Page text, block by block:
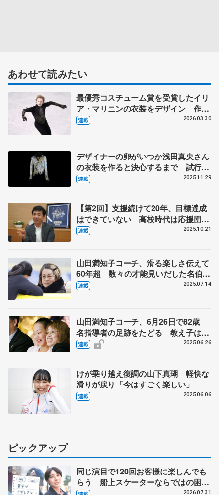
あわせて読みたい
最優秀コスチューム賞を受賞したイリ
ア・マリニンの衣装をデザイン 作り
手の考えが尊重される海外選手からの
連載 2026.03.30
デザイナーの卵がいつか浅田真央さん
の衣装を作ると決心するまで 試行錯
誤の日々、２週間で仕上げた羽生結弦
連載 2025.11.29
【第2回】支援続けて20年、目標達成
はできていない 高校時代は応援団、
人気ない方に熱が入る
連載 2025.10.21
山田満知子コーチ、滑る楽しさ伝えて
60年超 数々の才能見いだした名伯
楽 【ニッポン・スポーツ人の肖像】
連載 2025.07.14
山田満知子コーチ、6月26日で82歳
名指導者の足跡をたどる 教え子は伊
藤みどり、浅田真央、村上佳菜子、宇
連載 2025.06.26
けが乗り越え復調の山下真瑚 軽快な
滑りが戻り「今はすごく楽しい」
連載 2025.06.06
ピックアップ
同じ演目で120回お客様に楽しんでも
らう 船上スケーターならではの困難
とは 影響あったPIW前キャプテン松
2026.07.31